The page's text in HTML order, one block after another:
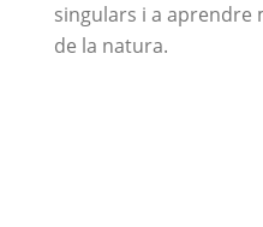
singulars i a aprendre
de la natura.